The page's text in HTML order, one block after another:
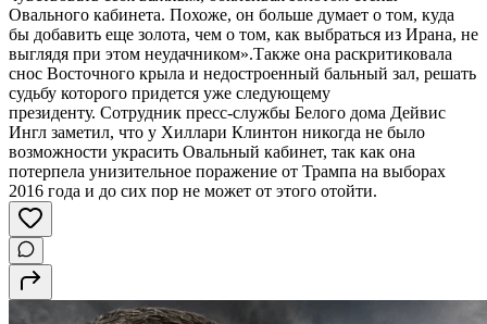
Овального кабинета. Похоже, он больше думает о том, куда
бы добавить еще золота, чем о том, как выбраться из Ирана, не
выглядя при этом неудачником».Также она раскритиковала
снос Восточного крыла и недостроенный бальный зал, решать
судьбу которого придется уже следующему
президенту. Сотрудник пресс-службы Белого дома Дейвис
Ингл заметил, что у Хиллари Клинтон никогда не было
возможности украсить Овальный кабинет, так как она
потерпела унизительное поражение от Трампа на выборах
2016 года и до сих пор не может от этого отойти.